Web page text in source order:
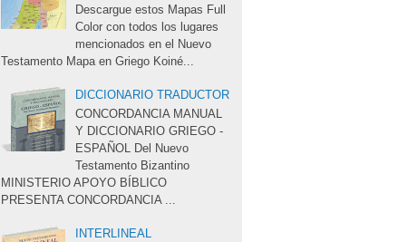
Descargue estos Mapas Full
Color con todos los lugares
mencionados en el Nuevo
Testamento Mapa en Griego Koiné...
DICCIONARIO TRADUCTOR
CONCORDANCIA MANUAL
Y DICCIONARIO GRIEGO -
ESPAÑOL Del Nuevo
Testamento Bizantino
MINISTERIO APOYO BÍBLICO
PRESENTA CONCORDANCIA ...
INTERLINEAL